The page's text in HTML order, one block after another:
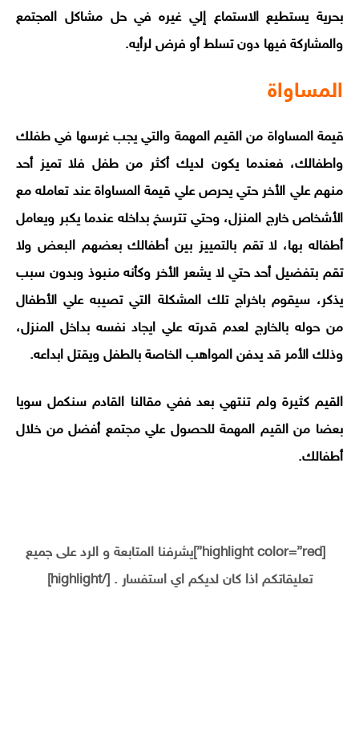
بحرية يستطيع الاستماع إلي غيره في حل مشاكل المجتمع
والمشاركة فيها دون تسلط أو فرض لرأيه.
المساواة
قيمة المساواة من القيم المهمة والتي يجب غرسها في طفلك
واطفالك، فعندما يكون لديك أكثر من طفل فلا تميز أحد
منهم علي الأخر حتي يحرص علي قيمة المساواة عند تعامله مع
الأشخاص خارج المنزل، وحتي تترسخ بداخله عندما يكبر ويعامل
أطفاله بها، لا تقم بالتمييز بين أطفالك بعضهم البعض ولا
تقم بتفضيل أحد حتي لا يشعر الأخر وكأنه منبوذ وبدون سبب
يذكر، سيقوم باخراج تلك المشكلة التي تصيبه علي الأطفال
من حوله بالخارج لعدم قدرته علي ايجاد نفسه بداخل المنزل،
وذلك الأمر قد يدفن المواهب الخاصة بالطفل ويقتل ابداعه.
القيم كثيرة ولم تنتهي بعد ففي مقالنا القادم سنكمل سويا
بعضا من القيم المهمة للحصول علي مجتمع أفضل من خلال
أطفالك.
[highlight color=”red”]يشرفنا المتابعة و الرد على جميع
تعليقاتكم اذا كان لديكم اي استفسار . [/highlight]